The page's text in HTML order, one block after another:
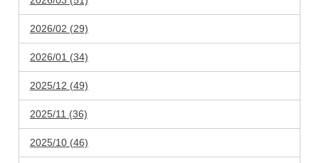
2026/02 (29)
2026/01 (34)
2025/12 (49)
2025/11 (36)
2025/10 (46)